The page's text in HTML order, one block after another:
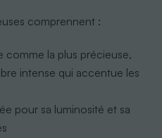
comprennent :
comme la plus précieuse,
intense qui accentue les
pour sa luminosité et sa